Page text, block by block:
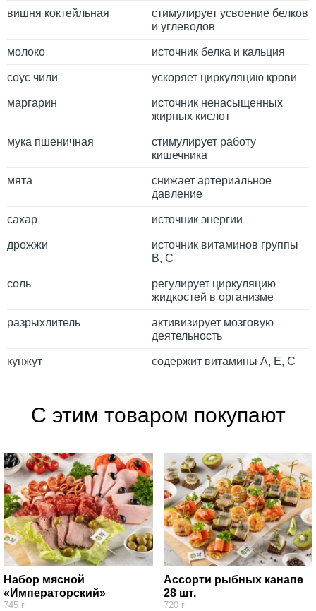
вишня коктейльная
стимулирует усвоение белков
и углеводов
молоко источник белка и кальция
соус чили ускоряет циркуляцию крови
маргарин
источник ненасыщенных
жирных кислот
мука пшеничная
стимулирует работу
кишечника
мята
снижает артериальное
давление
сахар источник энергии
дрожжи
источник витаминов группы
В, C
соль
регулирует циркуляцию
жидкостей в организме
разрыхлитель
активизирует мозговую
деятельность
кунжут содержит витамины А, Е, С
С этим товаром покупают
Набор мясной
«Императорский»
745 г
Ассорти рыбных канапе
28 шт.
720 г